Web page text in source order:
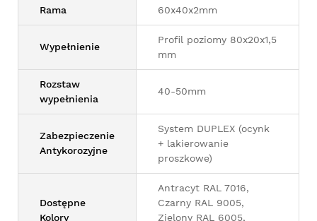
Rama 60x40x2mm
Wypełnienie
Profil poziomy 80x20x1,5
mm
Rozstaw
wypełnienia
40-50mm
Zabezpieczenie
Antykorozyjne
System DUPLEX (ocynk
+ lakierowanie
proszkowe)
Dostępne
Kolory
Antracyt RAL 7016,
Czarny RAL 9005,
Zielony RAL 6005,